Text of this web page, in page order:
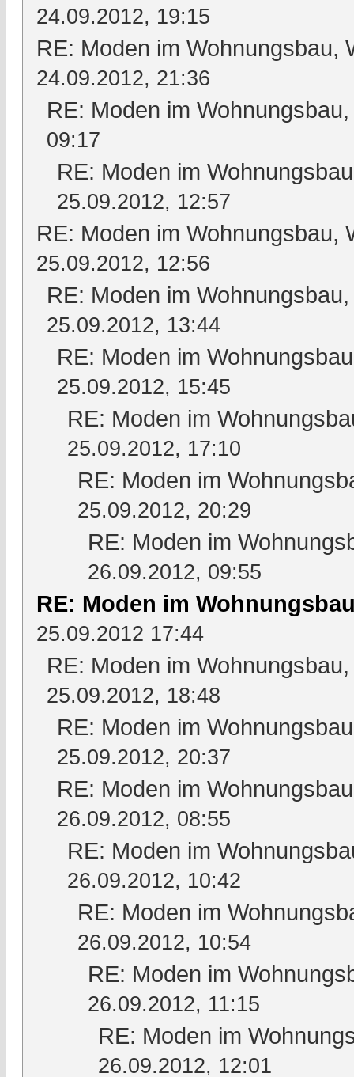
24.09.2012, 19:15
RE: Moden im Wohnungsbau,
24.09.2012, 21:36
RE: Moden im
09:17
RE: Moden im
25.09.2012, 12:57
RE: Moden im Wohnungsbau,
25.09.2012, 12:56
RE: Moden im
25.09.2012, 13:44
RE: Moden im
25.09.2012, 15:45
RE: Moden im
25.09.2012, 17:10
RE: Moden im
25.09.2012, 20:29
RE: Moden im
26.09.2012, 09:55
RE: Moden im
25.09.2012 17:44
RE: Moden im
25.09.2012, 18:48
RE: Moden im
25.09.2012, 20:37
RE: Moden im
26.09.2012, 08:55
RE: Moden im
26.09.2012, 10:42
RE: Moden im
26.09.2012, 10:54
RE: Moden im
26.09.2012, 11:15
RE: Moden im
26.09.2012, 12:01